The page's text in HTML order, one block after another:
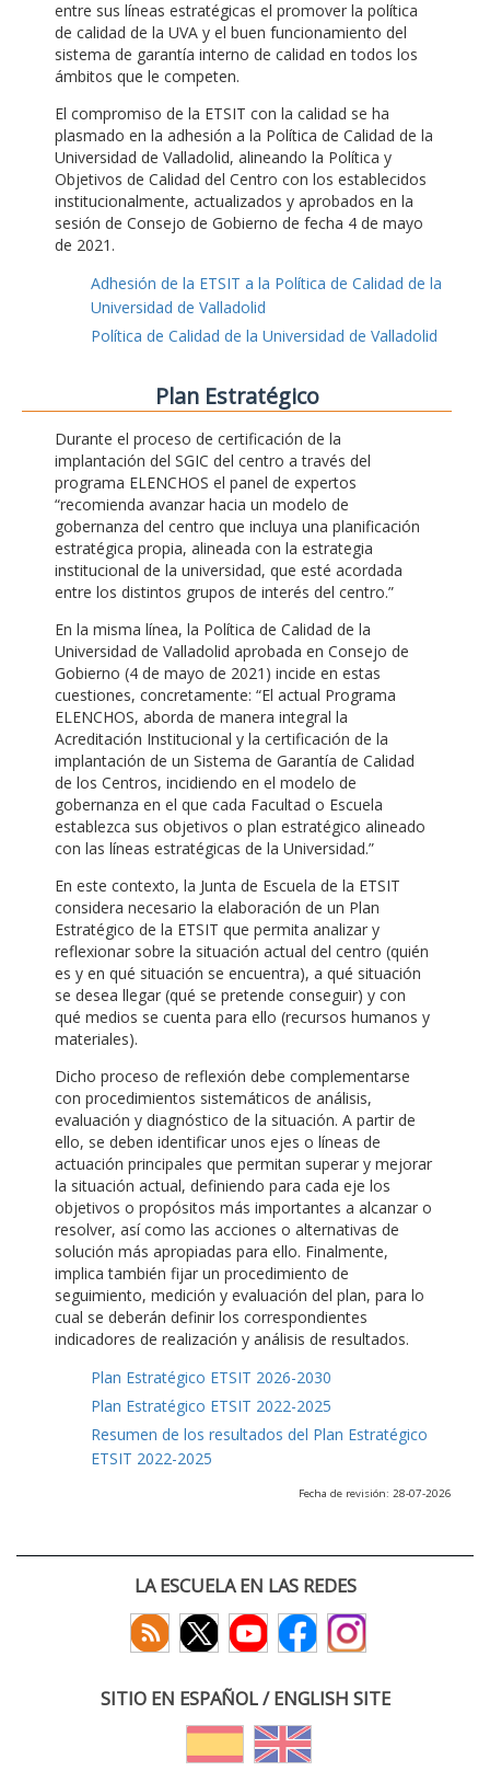
entre sus líneas estratégicas el promover la política
de calidad de la UVA y el buen funcionamiento del
sistema de garantía interno de calidad en todos los
ámbitos que le competen.
El compromiso de la ETSIT con la calidad se ha
plasmado en la adhesión a la Política de Calidad de la
Universidad de Valladolid, alineando la Política y
Objetivos de Calidad del Centro con los establecidos
institucionalmente, actualizados y aprobados en la
sesión de Consejo de Gobierno de fecha 4 de mayo
de 2021.
Adhesión de la ETSIT a la Política de Calidad de la
Universidad de Valladolid
Política de Calidad de la Universidad de Valladolid
Plan Estratégico
Durante el proceso de certificación de la
implantación del SGIC del centro a través del
programa ELENCHOS el panel de expertos
“recomienda avanzar hacia un modelo de
gobernanza del centro que incluya una planificación
estratégica propia, alineada con la estrategia
institucional de la universidad, que esté acordada
entre los distintos grupos de interés del centro.”
En la misma línea, la Política de Calidad de la
Universidad de Valladolid aprobada en Consejo de
Gobierno (4 de mayo de 2021) incide en estas
cuestiones, concretamente: “El actual Programa
ELENCHOS, aborda de manera integral la
Acreditación Institucional y la certificación de la
implantación de un Sistema de Garantía de Calidad
de los Centros, incidiendo en el modelo de
gobernanza en el que cada Facultad o Escuela
establezca sus objetivos o plan estratégico alineado
con las líneas estratégicas de la Universidad.”
En este contexto, la Junta de Escuela de la ETSIT
considera necesario la elaboración de un Plan
Estratégico de la ETSIT que permita analizar y
reflexionar sobre la situación actual del centro (quién
es y en qué situación se encuentra), a qué situación
se desea llegar (qué se pretende conseguir) y con
qué medios se cuenta para ello (recursos humanos y
materiales).
Dicho proceso de reflexión debe complementarse
con procedimientos sistemáticos de análisis,
evaluación y diagnóstico de la situación. A partir de
ello, se deben identificar unos ejes o líneas de
actuación principales que permitan superar y mejorar
la situación actual, definiendo para cada eje los
objetivos o propósitos más importantes a alcanzar o
resolver, así como las acciones o alternativas de
solución más apropiadas para ello. Finalmente,
implica también fijar un procedimiento de
seguimiento, medición y evaluación del plan, para lo
cual se deberán definir los correspondientes
indicadores de realización y análisis de resultados.
Plan Estratégico ETSIT 2026-2030
Plan Estratégico ETSIT 2022-2025
Resumen de los resultados del Plan Estratégico
ETSIT 2022-2025
Fecha de revisión: 28-07-2026
LA ESCUELA EN LAS REDES
SITIO EN ESPAÑOL / ENGLISH SITE